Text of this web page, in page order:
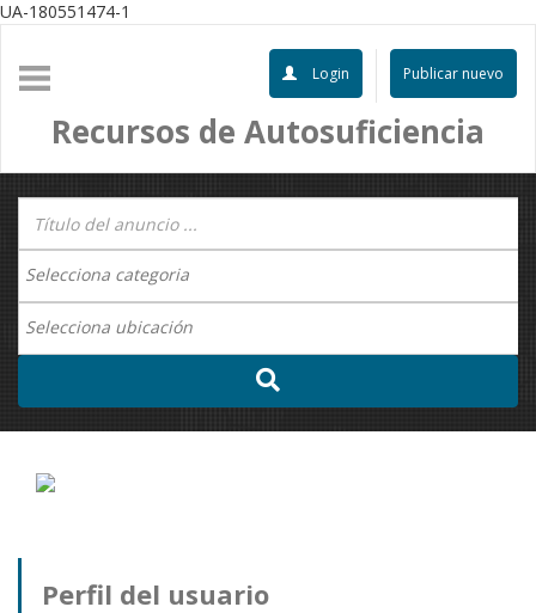
UA-180551474-1
Publicar nuevo
Login
Recursos de Autosuficiencia
Perfil del usuario